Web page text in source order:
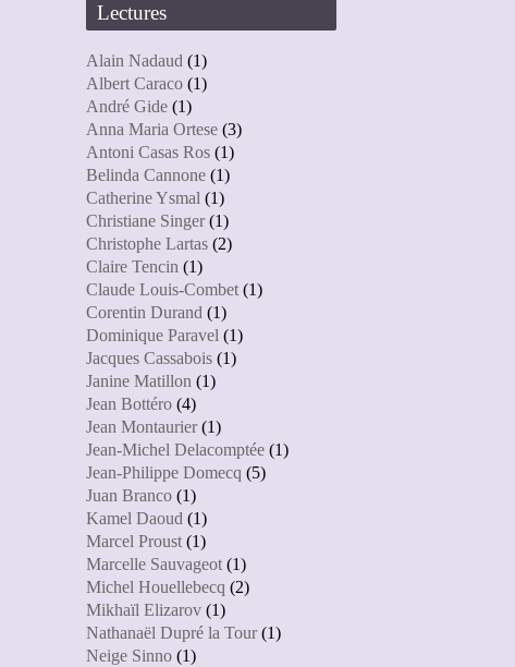
Lectures
Alain Nadaud (1)
Albert Caraco(1)
André Gide(1)
Anna Maria Ortese(3)
Antoni Casas Ros(1)
Belinda Cannone(1)
Catherine Ysmal (1)
Christiane Singer(1)
Christophe Lartas(2)
Claire Tencin (1)
Claude Louis-Combet(1)
Corentin Durand (1)
Dominique Paravel (1)
Jacques Cassabois(1)
Janine Matillon (1)
Jean Bottéro(4)
Jean Montaurier(1)
Jean-Michel Delacomptée(1)
Jean-Philippe Domecq (5)
Juan Branco(1)
Kamel Daoud (1)
Marcel Proust(1)
Marcelle Sauvageot(1)
Michel Houellebecq (2)
Mikhaïl Elizarov(1)
Nathanaël Dupré la Tour(1)
Neige Sinno(1)